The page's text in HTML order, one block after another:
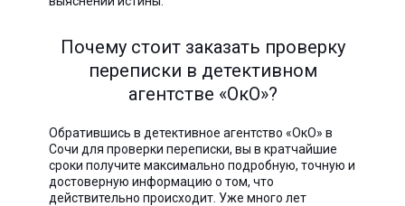
Почему стоит заказать проверку
переписки в детективном
агентстве «ОкО»?
Обратившись в детективное агентство «ОкО» в
Сочи для проверки переписки, вы в кратчайшие
сроки получите максимально подробную, точную и
достоверную информацию о том, что
действительно происходит. Уже много лет